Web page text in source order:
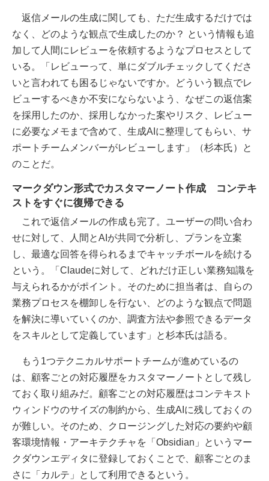
返信メールの生成に関しても、ただ生成するだけでは
なく、どのような観点で生成したのか？ という情報も追
加して人間にレビューを依頼するようなプロセスとして
いる。「レビューって、単にダブルチェックしてくださ
いと言われても困るじゃないですか。どういう観点でレ
ビューするべきか不安にならないよう、なぜこの返信案
を採用したのか、採用しなかった案やリスク、レビュー
に必要なメモまで含めて、生成AIに整理してもらい、サ
ポートチームメンバーがレビューします」（杉本氏）と
のことだ。
マークダウン形式でカスタマーノート作成 コンテキ
ストをすぐに復帰できる
これで返信メールの作成も完了。ユーザーの問い合わ
せに対して、人間とAIが共同で分析し、プランを立案
し、最適な回答を得られるまでキャッチボールを続ける
という。「Claudeに対して、どれだけ正しい業務知識を
与えられるかがポイント。そのために担当者は、自らの
業務プロセスを棚卸しを行ない、どのような観点で問題
を解決に導いていくのか、調査方法や参照できるデータ
をスキルとして定義しています」と杉本氏は語る。
もう1つテクニカルサポートチームが進めているの
は、顧客ごとの対応履歴をカスタマーノートとして残し
ておく取り組みだ。顧客ごとの対応履歴はコンテキスト
ウィンドウのサイズの制約から、生成AIに残しておくの
が難しい。そのため、クロージングした対応の要約や顧
客環境情報・アーキテクチャを「Obsidian」というマー
クダウンエディタに登録しておくことで、顧客ごとのま
さに「カルテ」として利用できるという。